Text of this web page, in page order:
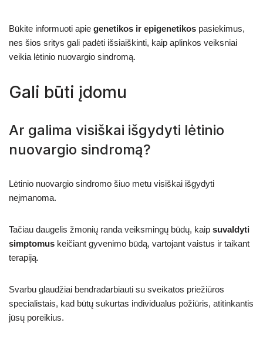
Būkite informuoti apie genetikos ir epigenetikos pasiekimus,
nes šios sritys gali padėti išsiaiškinti, kaip aplinkos veiksniai
veikia lėtinio nuovargio sindromą.
Gali būti įdomu
Ar galima visiškai išgydyti lėtinio
nuovargio sindromą?
Lėtinio nuovargio sindromo šiuo metu visiškai išgydyti
neįmanoma.
Tačiau daugelis žmonių randa veiksmingų būdų, kaip suvaldyti
simptomus keičiant gyvenimo būdą, vartojant vaistus ir taikant
terapiją.
Svarbu glaudžiai bendradarbiauti su sveikatos priežiūros
specialistais, kad būtų sukurtas individualus požiūris, atitinkantis
jūsų poreikius.